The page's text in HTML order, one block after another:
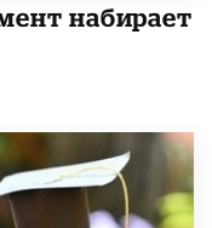
набирает